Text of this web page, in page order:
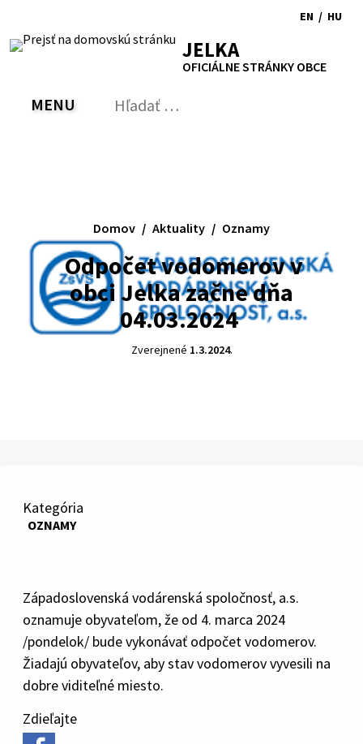
obsah
RSS MapaTlačiť
Zvýšiť
kontrast
písmapísma
EN
to
/ HU
JELKA
OFICIÁLNE STRÁNKY OBCE
PREPNÚŤ
MENU Hľadať:
Odpočet vodomerov v
obci Jelka začne dňa
04.03.2024
Domov Aktuality Oznamy
Zverejnené 1.3.2024.
Kategória
OZNAMY
Západoslovenská vodárenská spoločnosť, a.s.
oznamuje obyvateľom, že od 4. marca 2024
/pondelok/ bude vykonávať odpočet vodomerov.
Žiadajú obyvateľov, aby stav vodomerov vyvesili na
dobre viditeľné miesto.
Zdieľajte